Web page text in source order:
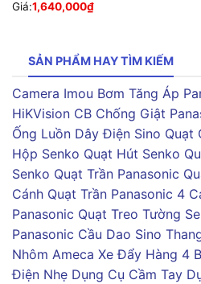
Giá:1,640,000₫
SẢN PHẨM HAY TÌM KIẾM
Camera Imou Bơm Tăng Áp
HiKVision CB Chống Giật
Ống Luồn Dây Điện Sino Quạt
Hộp Senko Quạt Hút Senko
Senko Quạt Trần Panasonic
Cánh Quạt Trần Panasonic 4
Panasonic Quạt Treo Tường
Panasonic Cầu Dao Sino
Nhôm Ameca Xe Đẩy Hàng 4
Điện Nhẹ Dụng Cụ Cầm Tay